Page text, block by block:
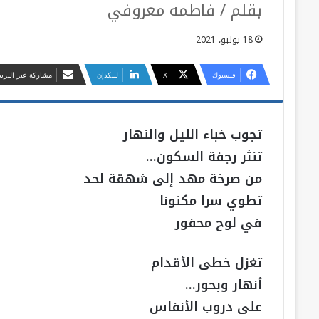
بقلم / فاطمه معروفي
18 يوليو، 2021
فيسبوك ‫X لينكدإن مشاركة عبر
تجوب خباء الليل والنهار
تنثر رجفة السكون…
من صرخة مهد إلى شهقة لحد
تطوي سرا مكنونا
في لوح محفور
تغزل خطى الأقدام
أنهار وبحور…
على دروب الأنفاس